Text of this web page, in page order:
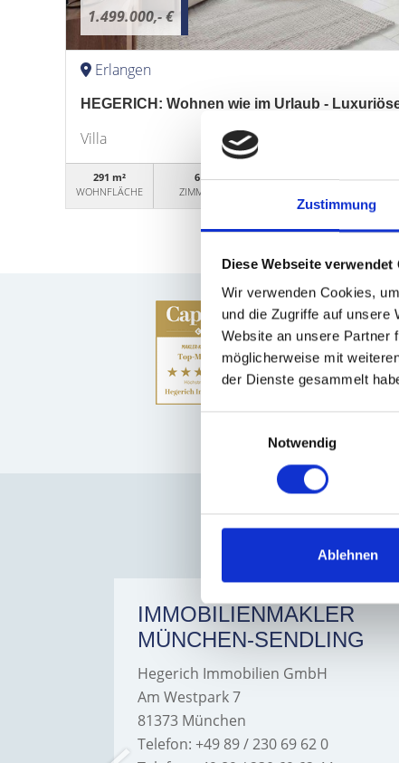
Zustimmung
Diese Webseite verwendet
Wir verwenden Cookies,
und die Zugriffe auf unsere
Website an unsere Partner
möglicherweise mit
der Dienste gesammelt
Notwendig
Ablehnen
1.499.000,- €
Erlangen
HEGERICH: Wohnen wie im Urlaub -
Villa
291 m²
WOHNFLÄCHE
6
ZIMMER
WG50530
IMMOBILIENMAKLER
MÜNCHEN-SENDLING
Hegerich Immobilien GmbH
Am Westpark 7
81373 München
Telefon: +49 89 / 230 69 62 0